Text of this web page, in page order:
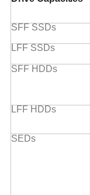
SFF SSDs
LFF SSDs
SFF HDDs
LFF HDDs
SEDs